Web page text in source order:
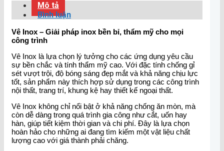
Mô tả
Bình luận
Vê Inox – Giải pháp inox bền bỉ, thẩm mỹ cho mọi
công trình
Vê Inox là lựa chọn lý tưởng cho các ứng dụng yêu cầu
sự bền chắc và tính thẩm mỹ cao. Với đặc tính chống gỉ
sét vượt trội, độ bóng sáng đẹp mắt và khả năng chịu lực
tốt, sản phẩm này thích hợp sử dụng trong các công trình
nội thất, trang trí, khung kệ hay thiết kế ngoại thất.
Vê Inox không chỉ nổi bật ở khả năng chống ăn mòn, mà
còn dễ dàng trong quá trình gia công như cắt, uốn hay
hàn, giúp tiết kiệm thời gian và chi phí. Đây là lựa chọn
hoàn hảo cho những ai đang tìm kiếm một vật liệu chất
lượng cao với giá thành phải chăng.